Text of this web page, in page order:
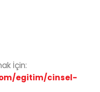
İçin:
egitim/cinsel-